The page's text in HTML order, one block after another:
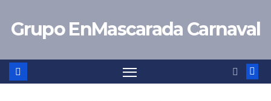
Grupo EnMascarada Carnaval